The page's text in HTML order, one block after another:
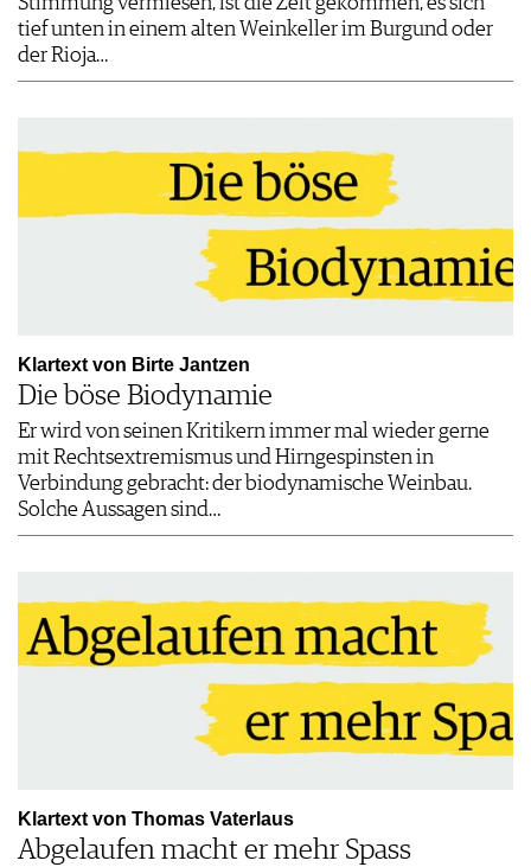
tief unten in einem alten Weinkeller im Burgund oder
der Rioja…
Klartext von Birte Jantzen
Die böse Biodynamie
Er wird von seinen Kritikern immer mal wieder gerne
mit Rechtsextremismus und Hirngespinsten in
Verbindung gebracht: der biodynamische Weinbau.
Solche Aussagen sind…
Klartext von Thomas Vaterlaus
Abgelaufen macht er mehr Spass